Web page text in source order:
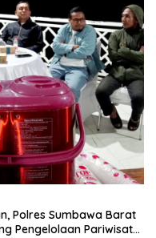
Polres Sumbawa Barat
Pengelolaan Pariwisata